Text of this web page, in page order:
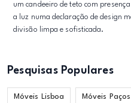
um candeeiro de teto com
a luz numa declaração de design
divisão limpa e sofisticada.
Pesquisas Populares
Móveis Lisboa Móveis